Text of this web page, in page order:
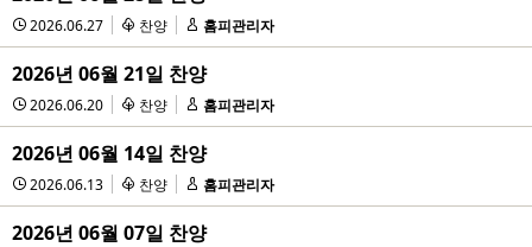
2026.06.27 찬양 홈피관리자
2026년 06월 21일 찬양
2026.06.20 찬양 홈피관리자
2026년 06월 14일 찬양
2026.06.13 찬양 홈피관리자
2026년 06월 07일 찬양